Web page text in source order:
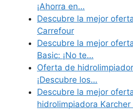
¡Ahorra en…
Descubre la mejor
Carrefour
Descubre la mejor
Basic: ¡No te…
Oferta de
¡Descubre los…
Descubre la mejor
hidrolimpiadora